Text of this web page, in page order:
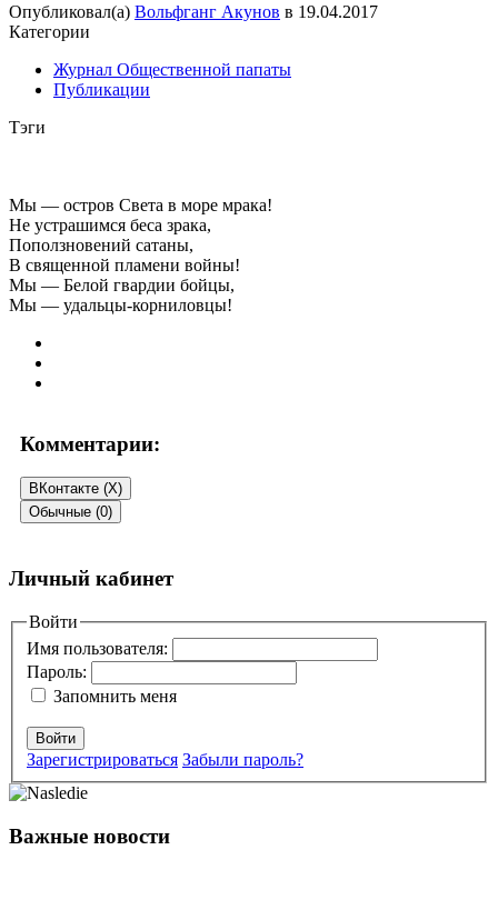
Опубликовал(а) Вольфганг Акунов в 19.04.2017
Категории
Журнал Общественной папаты
Публикации
Тэги
Мы — остров Света в море мрака!
Не устрашимся беса зрака,
Поползновений сатаны,
В священной пламени войны!
Мы — Белой гвардии бойцы,
Мы — удальцы-корниловцы!
Комментарии:
ВКонтакте (X)
Обычные (0)
Добавить комментарий
Ваш адрес email не будет опубликован. Обязательные поля
помечены*
Комментарий*
Личный кабинет
Войти
Имя пользователя:
Пароль:
Запомнить меня
Войти
Зарегистрироваться Забыли пароль?
Важные новости